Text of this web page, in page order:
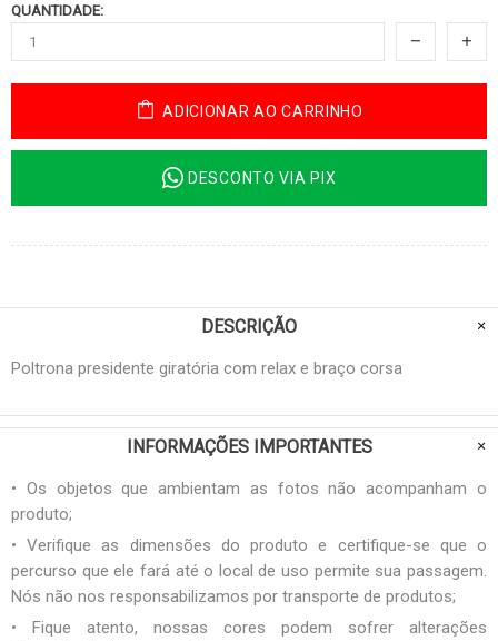
QUANTIDADE:
ADICIONAR AO CARRINHO
DESCONTO VIA PIX
DESCRIÇÃO
Poltrona presidente giratória com relax e braço corsa
INFORMAÇÕES IMPORTANTES
• Os objetos que ambientam as fotos não acompanham o
produto;
• Verifique as dimensões do produto e certifique-se que o
percurso que ele fará até o local de uso permite sua passagem.
Nós não nos responsabilizamos por transporte de produtos;
• Fique atento, nossas cores podem sofrer alterações